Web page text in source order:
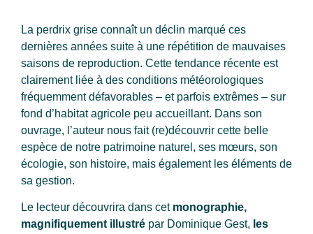
La perdrix grise connaît un déclin marqué ces
dernières années suite à une répétition de mauvaises
saisons de reproduction. Cette tendance récente est
clairement liée à des conditions météorologiques
fréquemment défavorables – et parfois extrêmes – sur
fond d’habitat agricole peu accueillant. Dans son
ouvrage, l’auteur nous fait (re)découvrir cette belle
espèce de notre patrimoine naturel, ses mœurs, son
écologie, son histoire, mais également les éléments de
sa gestion.
Le lecteur découvrira dans cet monographie,
magnifiquement illustré par Dominique Gest, les